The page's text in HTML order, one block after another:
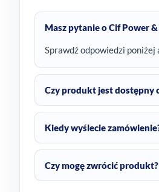
Masz pytanie o Cif Power
Sprawdź odpowiedzi poniżej
Czy produkt jest dostępny
Kiedy wyślecie
Czy mogę zwrócić produkt?